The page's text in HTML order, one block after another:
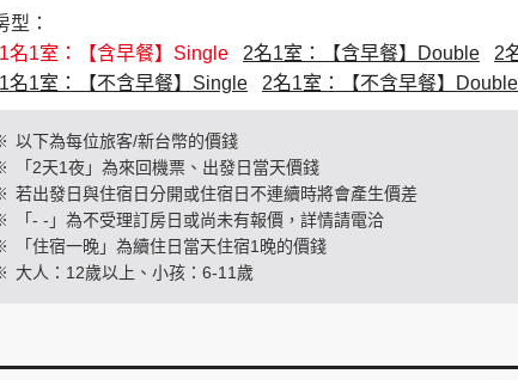
型：
1名1室：【含早餐】Single
2名1室：【含早餐】Double 2
1名1室：【不含早餐】Single
2名1室：【不含早餐】Double
以下為每位旅客/新台幣的價錢
「2天1夜」為來回機票、出發日當天價錢
若出發日與住宿日分開或住宿日不連續時將會產生價差
「- -」為不受理訂房日或尚未有報價，詳情請電洽
「住宿一晚」為續住日當天住宿1晚的價錢
大人：12歲以上、小孩：6-11歲